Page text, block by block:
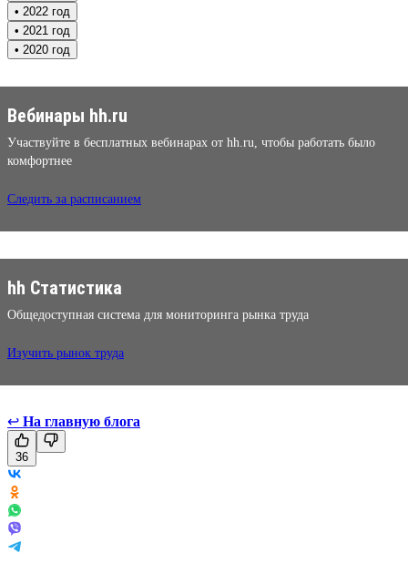
• 2022 год
• 2021 год
• 2020 год
Вебинары hh.ru
Участвуйте в бесплатных вебинарах от hh.ru, чтобы работать было
комфортнее
Следить за расписанием
hh Статистика
Общедоступная система для мониторинга рынка труда
Изучить рынок труда
↩ На главную блога
36